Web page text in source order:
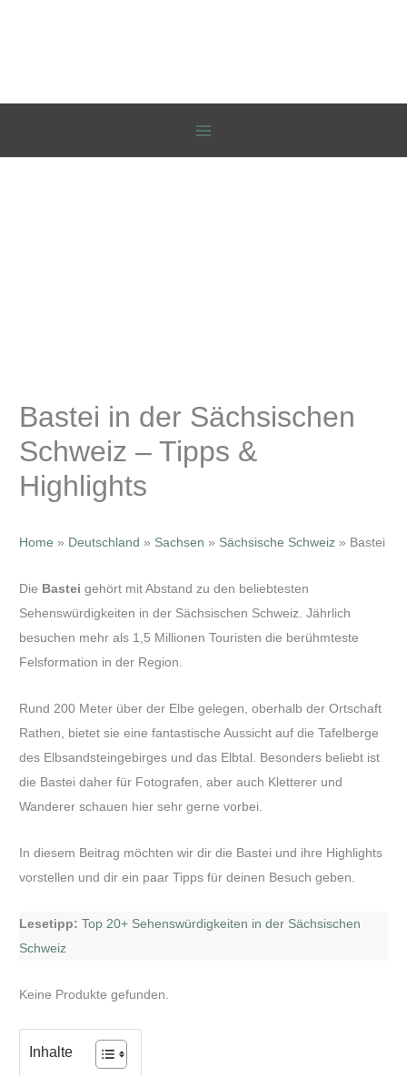
Bastei in der Sächsischen
Schweiz – Tipps &
Highlights
Home » Deutschland » Sachsen » Sächsische Schweiz » Bastei
Die Basteigehört mit Abstand zu den beliebtesten
Sehenswürdigkeiten in der Sächsischen Schweiz. Jährlich
besuchen mehr als 1,5 Millionen Touristen die berühmteste
Felsformation in der Region.
Rund 200 Meter über der Elbe gelegen, oberhalb der Ortschaft
Rathen, bietet sie eine fantastische Aussicht auf die Tafelberge
des Elbsandsteingebirges und das Elbtal. Besonders beliebt ist
die Bastei daher für Fotografen, aber auch Kletterer und
Wanderer schauen hier sehr gerne vorbei.
In diesem Beitrag möchten wir dir die Bastei und ihre Highlights
vorstellen und dir ein paar Tipps für deinen Besuch geben.
Lesetipp: Top 20+ Sehenswürdigkeiten in der Sächsischen
Schweiz
Keine Produkte gefunden.
Inhalte